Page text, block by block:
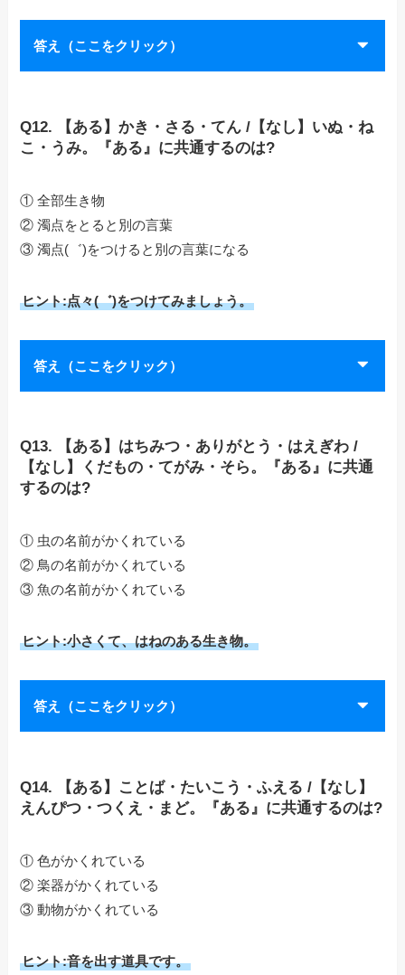
答え（ここをクリック）
Q12. 【ある】かき・さる・てん /【なし】いぬ・ね
こ・うみ。『ある』に共通するのは?
① 全部生き物
② 濁点をとると別の言葉
③ 濁点(゛)をつけると別の言葉になる
ヒント:点々(゛)をつけてみましょう。
答え（ここをクリック）
Q13. 【ある】はちみつ・ありがとう・はえぎわ /
【なし】くだもの・てがみ・そら。『ある』に共通
するのは?
① 虫の名前がかくれている
② 鳥の名前がかくれている
③ 魚の名前がかくれている
ヒント:小さくて、はねのある生き物。
答え（ここをクリック）
Q14. 【ある】ことば・たいこう・ふえる /【なし】
えんぴつ・つくえ・まど。『ある』に共通するのは?
① 色がかくれている
② 楽器がかくれている
③ 動物がかくれている
ヒント:音を出す道具です。